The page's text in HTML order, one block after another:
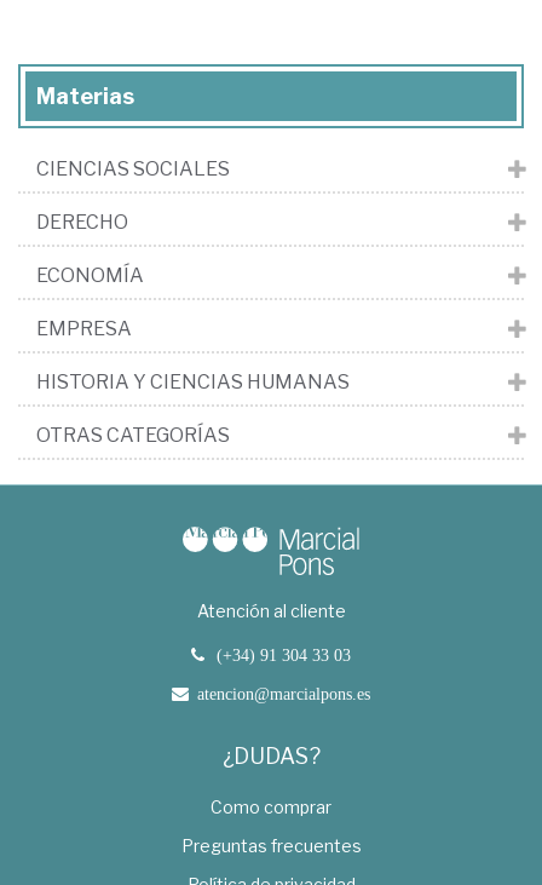
Materias
CIENCIAS SOCIALES
DERECHO
ECONOMÍA
EMPRESA
HISTORIA Y CIENCIAS HUMANAS
OTRAS CATEGORÍAS
Atención al cliente
(+34) 91 304 33 03
atencion@marcialpons.es
¿DUDAS?
Como comprar
Preguntas frecuentes